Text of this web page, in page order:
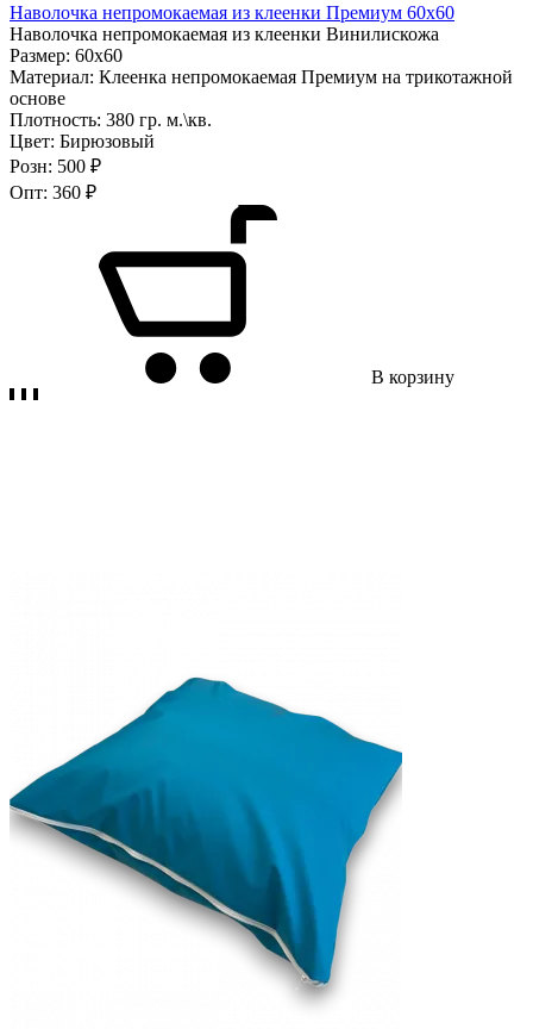
Наволочка непромокаемая из клеенки Премиум 60х60
Наволочка непромокаемая из клеенки Винилискожа
Размер: 60х60
Материал: Клеенка непромокаемая Премиум на трикотажной
основе
Плотность: 380 гр. м.\кв.
Цвет: Бирюзовый
Розн: 500 ₽
Опт: 360 ₽
В корзину